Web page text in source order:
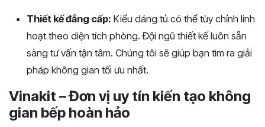
Thiết kế đẳng cấp: Kiểu dáng tủ có thể tùy chỉnh linh
hoạt theo diện tích phòng. Đội ngũ thiết kế luôn sẵn
sàng tư vấn tận tâm. Chúng tôi sẽ giúp bạn tìm ra giải
pháp không gian tối ưu nhất.
Vinakit – Đơn vị uy tín kiến tạo không
gian bếp hoàn hảo